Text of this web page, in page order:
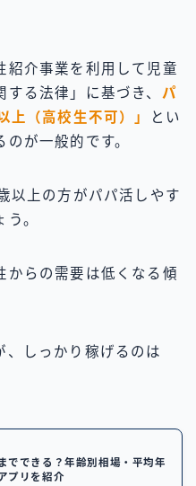
紹介事業を利用して児童
る法律」に基づき、 パ
上（高校生不可）」
とい
が一般的です。
以上の方がパパ活しやす
。
からの需要は低くなる傾
、しっかり稼げるのは
でできる？年齢別相場・平均年
プリを紹介